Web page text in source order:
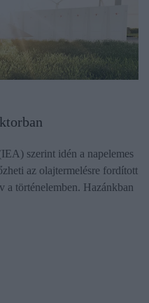
szerint idén a napelemes
az olajtermelésre fordított
a történelemben. Hazánkban